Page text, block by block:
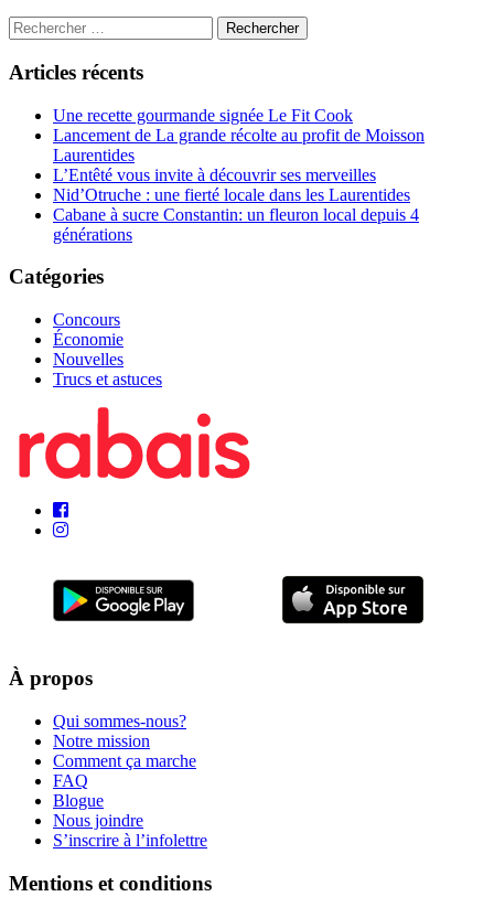
Articles récents
Une recette gourmande signée Le Fit Cook
Lancement de La grande récolte au profit de Moisson
Laurentides
L’Entêté vous invite à découvrir ses merveilles
Nid’Otruche : une fierté locale dans les Laurentides
Cabane à sucre Constantin: un fleuron local depuis 4
générations
Catégories
Concours
Économie
Nouvelles
Trucs et astuces
À propos
Qui sommes-nous?
Notre mission
Comment ça marche
FAQ
Blogue
Nous joindre
S’inscrire à l’infolettre
Mentions et conditions